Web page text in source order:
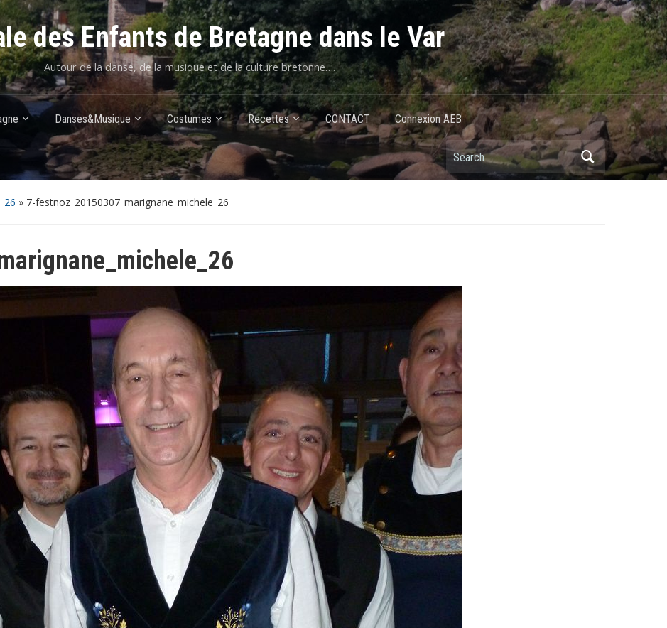
des Enfants de Bretagne dans le Var
Autour de la danse, de la musique et de la culture bretonne….
Danses&Musique Costumes Recettes CONTACT Connexion AEB
» 7-festnoz_20150307_marignane_michele_26